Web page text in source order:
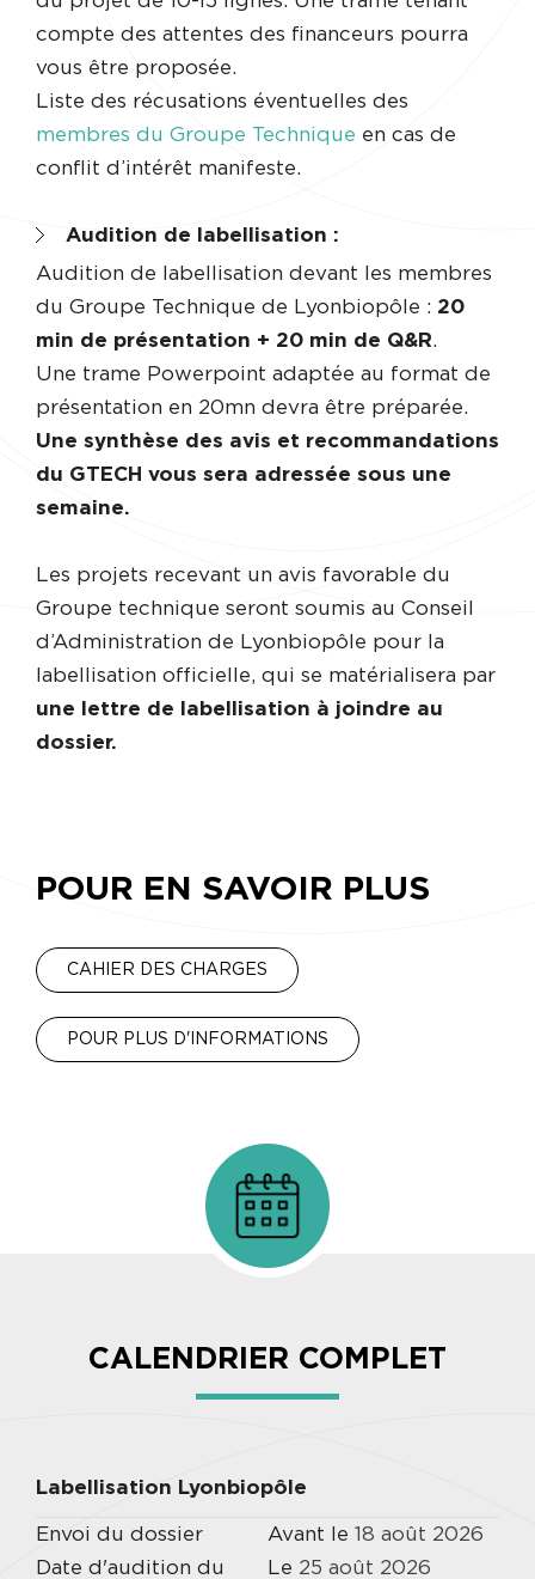
compte des attentes des financeurs pourra
vous être proposée.
Liste des récusations éventuelles des
membres du Groupe Technique en cas de
conflit d’intérêt manifeste.
Audition de labellisation :
Audition de labellisation devant les membres
du Groupe Technique de Lyonbiopôle : 20
min de présentation + 20 min de Q&R.
Une trame Powerpoint adaptée au format de
présentation en 20mn devra être préparée.
Une synthèse des avis et recommandations
du GTECH vous sera adressée sous une
semaine.
Les projets recevant un avis favorable du
Groupe technique seront soumis au Conseil
d’Administration de Lyonbiopôle pour la
labellisation officielle, qui se matérialisera par
une lettre de labellisation à joindre au
dossier.
POUR EN SAVOIR PLUS
CAHIER DES CHARGES
POUR PLUS D'INFORMATIONS
CALENDRIER COMPLET
Labellisation Lyonbiopôle
Envoi du dossier Avant le 18 août 2026
Date d'audition du
Le 25 août 2026